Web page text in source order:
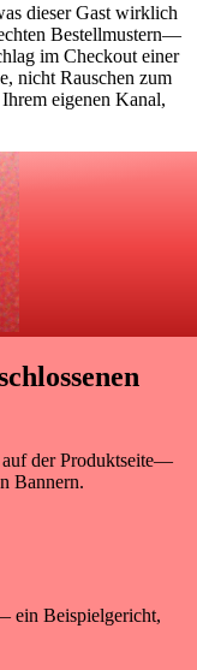
dieser Gast wirklich
Bestellmustern—
im Checkout einer
nicht Rauschen zum
eigenen Kanal,
auf der Produktseite—
Bannern.
ein Beispielgericht,